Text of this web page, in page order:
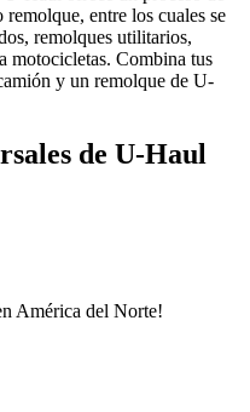
entre los cuales se
remolques utilitarios,
motocicletas. Combina tus
y un remolque de U-
de U-Haul
América del Norte!